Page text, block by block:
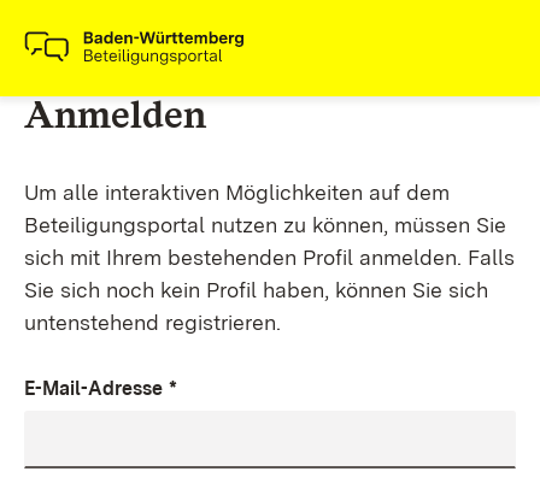
Anmelden
Um alle interaktiven Möglichkeiten auf dem
Beteiligungsportal nutzen zu können, müssen Sie
sich mit Ihrem bestehenden Profil anmelden. Falls
Sie sich noch kein Profil haben, können Sie sich
untenstehend registrieren.
E-Mail-Adresse *